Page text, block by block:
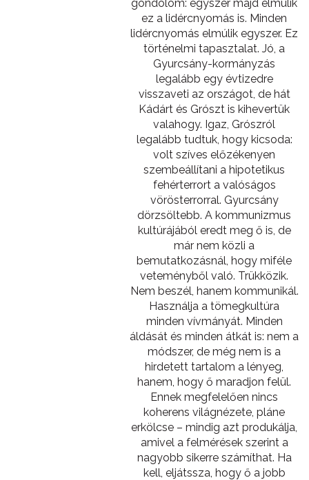
gondolom: egyszer majd elmúlik
ez a lidércnyomás is. Minden
lidércnyomás elmúlik egyszer. Ez
történelmi tapasztalat. Jó, a
Gyurcsány-kormányzás
legalább egy évtizedre
visszaveti az országot, de hát
Kádárt és Grószt is kihevertük
valahogy. Igaz, Grószról
legalább tudtuk, hogy kicsoda:
volt szíves előzékenyen
szembeállítani a hipotetikus
fehérterrort a valóságos
vörösterrorral. Gyurcsány
dörzsöltebb. A kommunizmus
kultúrájából eredt meg ő is, de
már nem közli a
bemutatkozásnál, hogy miféle
veteményből való. Trükközik.
Nem beszél, hanem kommunikál.
Használja a tömegkultúra
minden vívmányát. Minden
áldását és minden átkát is: nem a
módszer, de még nem is a
hirdetett tartalom a lényeg,
hanem, hogy ő maradjon felül.
Ennek megfelelően nincs
koherens világnézete, pláne
erkölcse – mindig azt produkálja,
amivel a felmérések szerint a
nagyobb sikerre számíthat. Ha
kell, eljátssza, hogy ő a jobb